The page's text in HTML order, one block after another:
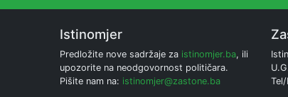
Istinomjer
Predložite nove sadržaje za istinomjer.ba, ili
upozorite na neodgovornost političara.
Pišite nam na: istinomjer@zastone.ba